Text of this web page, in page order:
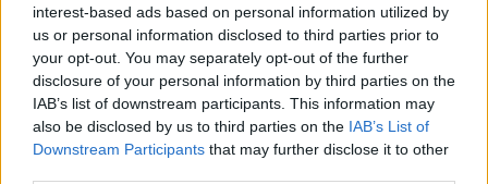
interest-based ads based on personal information utilized by
us or personal information disclosed to third parties prior to
your opt-out. You may separately opt-out of the further
disclosure of your personal information by third parties on the
IAB’s list of downstream participants. This information may
also be disclosed by us to third parties on the IAB’s List of
Downstream Participants that may further disclose it to other
αίθριος καιρός
57%
14km/h
Δ
28°/31 °
06:17
20:08